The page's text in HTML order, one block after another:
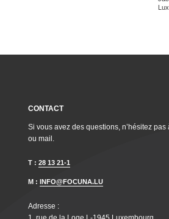
CONTACT
Si vous avez des questions, n’hésitez
ou mail.
T : 28 13 21-1
M : INFO@FOCUNA.LU
Adresse :